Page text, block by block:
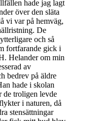
hade jag lagt
över den släta
vi var på hemväg,
De
och så
fortfarande gick i
Helander om min
av
bedrev på äldre
hade i skolan
de troligen levde
i naturen, då
stensättningar